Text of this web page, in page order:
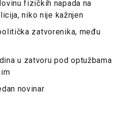
fizičkih napada na
niko nije kažnjen
zatvorenika, među
u zatvoru pod optužbama
novinar